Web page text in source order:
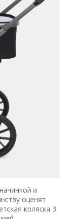
и
оценят
коляска 3